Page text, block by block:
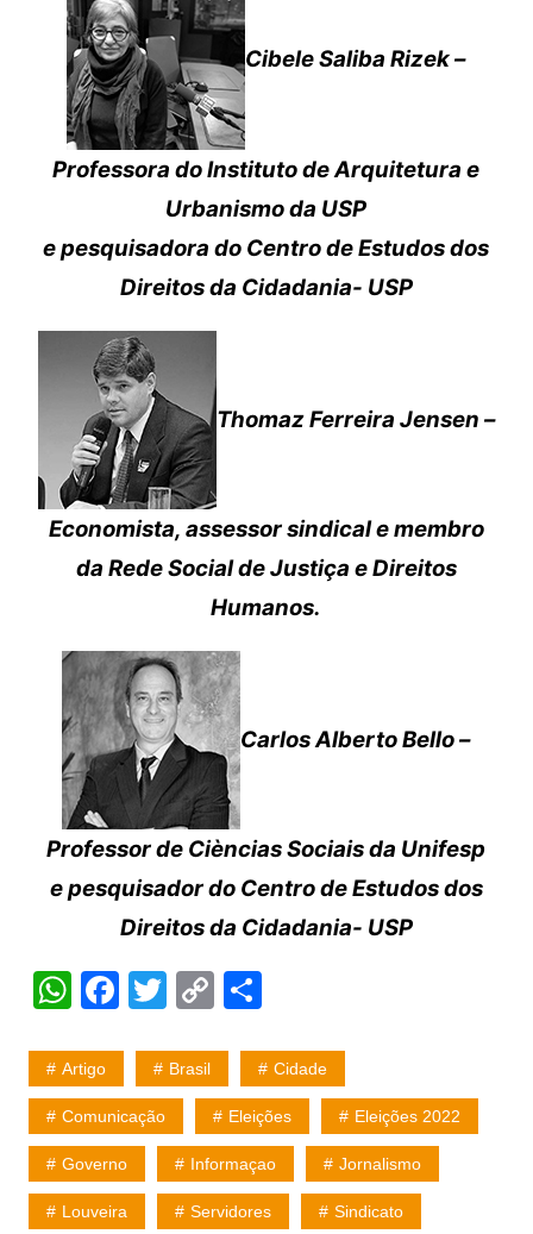
Cibele Saliba Rizek –
Professora do Instituto de Arquitetura e
Urbanismo da USP
e pesquisadora do Centro de Estudos dos
Direitos da Cidadania- USP
Thomaz Ferreira Jensen –
Economista, assessor sindical e membro
da Rede Social de Justiça e Direitos
Humanos.
Carlos Alberto Bello –
Professor de Cièncias Sociais da Unifesp
e pesquisador do Centro de Estudos dos
Direitos da Cidadania- USP
W
at
s
A
p
p
F
c
e
b
o
o
T
itt
er
C
p
y
Li
n
k
S
ar
e
Artigo Brasil Cidade
Comunicação Eleições Eleições 2022
Governo Informaçao Jornalismo
Louveira Servidores Sindicato